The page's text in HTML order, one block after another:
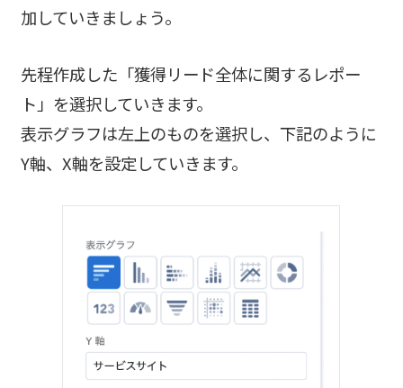
加していきましょう。
先程作成した「獲得リード全体に関するレポー
ト」を選択していきます。
表示グラフは左上のものを選択し、下記のように
Y軸、X軸を設定していきます。